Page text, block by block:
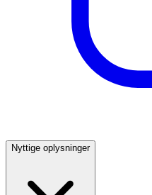
Nyttige oplysninger